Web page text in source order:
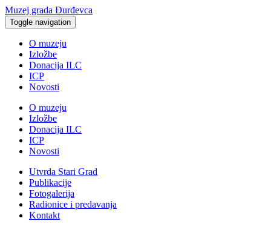
Muzej grada Đurđevca
Toggle navigation
O muzeju
Izložbe
Donacija ILC
ICP
Novosti
O muzeju
Izložbe
Donacija ILC
ICP
Novosti
Utvrda Stari Grad
Publikacije
Fotogalerija
Radionice i predavanja
Kontakt